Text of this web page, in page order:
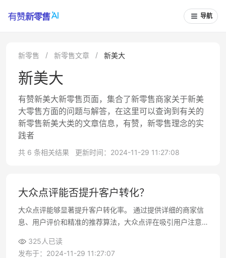
导航
新零售 新零售文章 新美大
新美大
有赞新美大新零售页面，集合了新零售商家关于新美
大零售方面的问题与解答，在这里可以查询到有关的
新零售新美大类的文章信息，有赞，新零售理念的实
践者
共 6 条相关结果 更新时间：2024-11-29 11:27:08
大众点评能否提升客户转化？
大众点评能够显著提升客户转化率。 通过提供详细的商家信
息、用户评价和精准的推荐算法，大众点评在吸引用户注意
用。
325人已读
发布于：2024-11-29 11:27:07